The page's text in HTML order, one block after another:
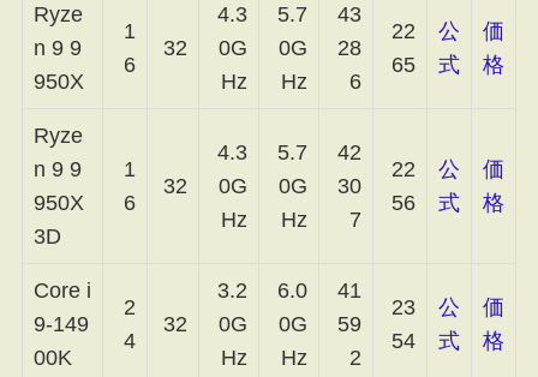
Ryze
n 9 9
950X
1
6
32
4.3
0G
Hz
5.7
0G
Hz
43
28
6
22
65
公
式
価
格
Ryze
n 9 9
950X
3D
1
6
32
4.3
0G
Hz
5.7
0G
Hz
42
30
7
22
56
公
式
価
格
Core i
9-149
00K
2
4
32
3.2
0G
Hz
6.0
0G
Hz
41
59
2
23
54
公
式
価
格